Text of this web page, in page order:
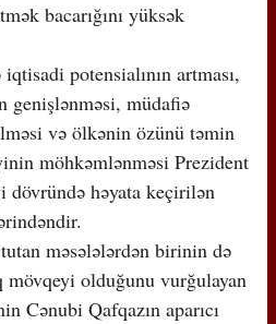
bacarığını yüksək
potensialının artması,
müdafiə
və ölkənin özünü təmin
möhkəmlənməsi Prezident
həyata keçirilən
məsələlərdən birinin də
mövqeyi olduğunu vurğulayan
Cənubi Qafqazın aparıcı